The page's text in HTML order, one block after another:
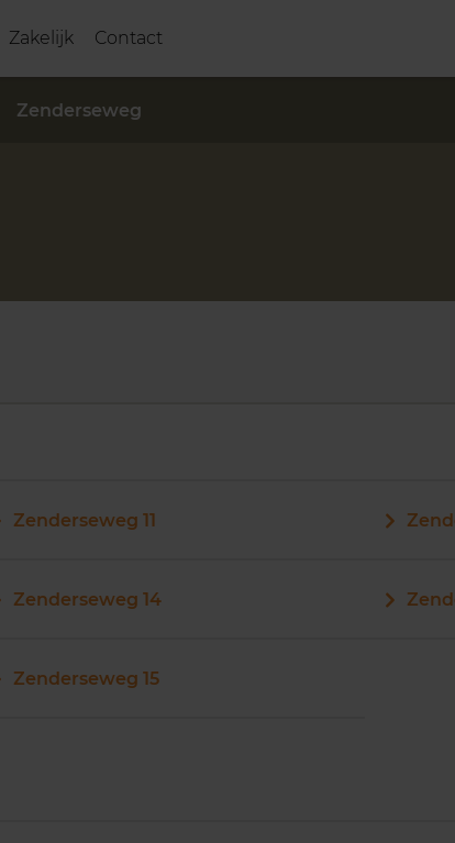
Zakelijk Contact
Zenderseweg
Zenderseweg 11
Zenderseweg 14
Zenderseweg 15